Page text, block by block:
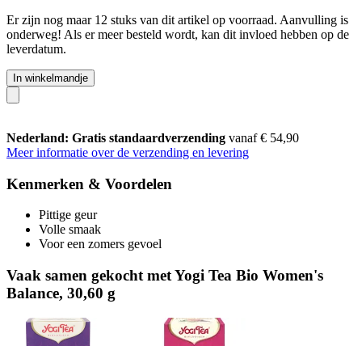
Er zijn nog maar 12 stuks van dit artikel op voorraad. Aanvulling is
onderweg! Als er meer besteld wordt, kan dit invloed hebben op de
leverdatum.
In winkelmandje
Nederland: Gratis standaardverzending vanaf € 54,90
Meer informatie over de verzending en levering
Kenmerken & Voordelen
Pittige geur
Volle smaak
Voor een zomers gevoel
Vaak samen gekocht met Yogi Tea Bio Women's
Balance, 30,60 g